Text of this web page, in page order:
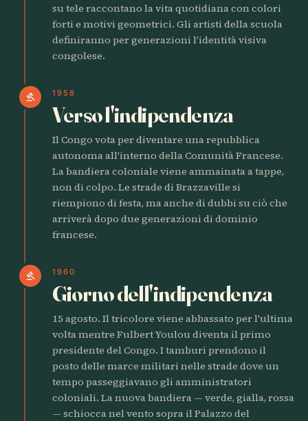
su tele raccontano la vita quotidiana con colori
forti e motivi geometrici. Gli artisti della scuola
definiranno per generazioni l'identità visiva
congolese.
gavel 1958
Verso l'indipendenza
Il Congo vota per diventare una repubblica
autonoma all'interno della Comunità Francese.
La bandiera coloniale viene ammainata a tappe,
non di colpo. Le strade di Brazzaville si
riempiono di festa, ma anche di dubbi su ciò che
arriverà dopo due generazioni di dominio
francese.
gavel 1960
Giorno dell'indipendenza
15 agosto. Il tricolore viene abbassato per l'ultima
volta mentre Fulbert Youlou diventa il primo
presidente del Congo. I tamburi prendono il
posto delle marce militari nelle strade dove un
tempo passeggiavano gli amministratori
coloniali. La nuova bandiera — verde, gialla, rossa
— schiocca nel vento sopra il Palazzo del